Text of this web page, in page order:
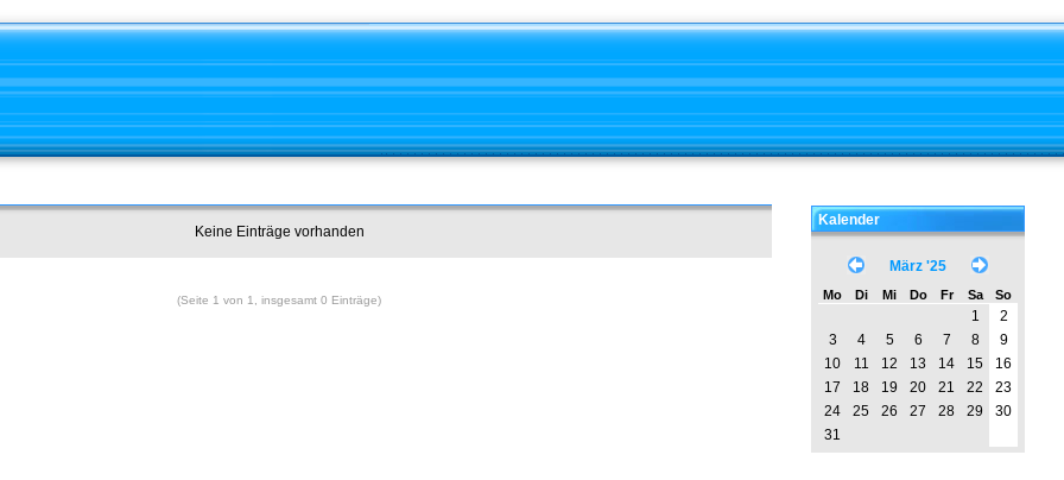
Keine Einträge vorhanden
(Seite 1 von 1, insgesamt 0 Einträge)
Kalender
März '25
Mo Di Mi Do Fr Sa So
1
2
3
4 5 6 7 8
9
10
11 12 13 14 15
16
17
18 19 20 21 22
23
24
25 26 27 28 29
30
31